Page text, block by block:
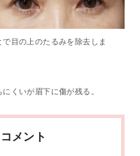
目の上のたるみを除去しま
くいが眉下に傷が残る。
メント